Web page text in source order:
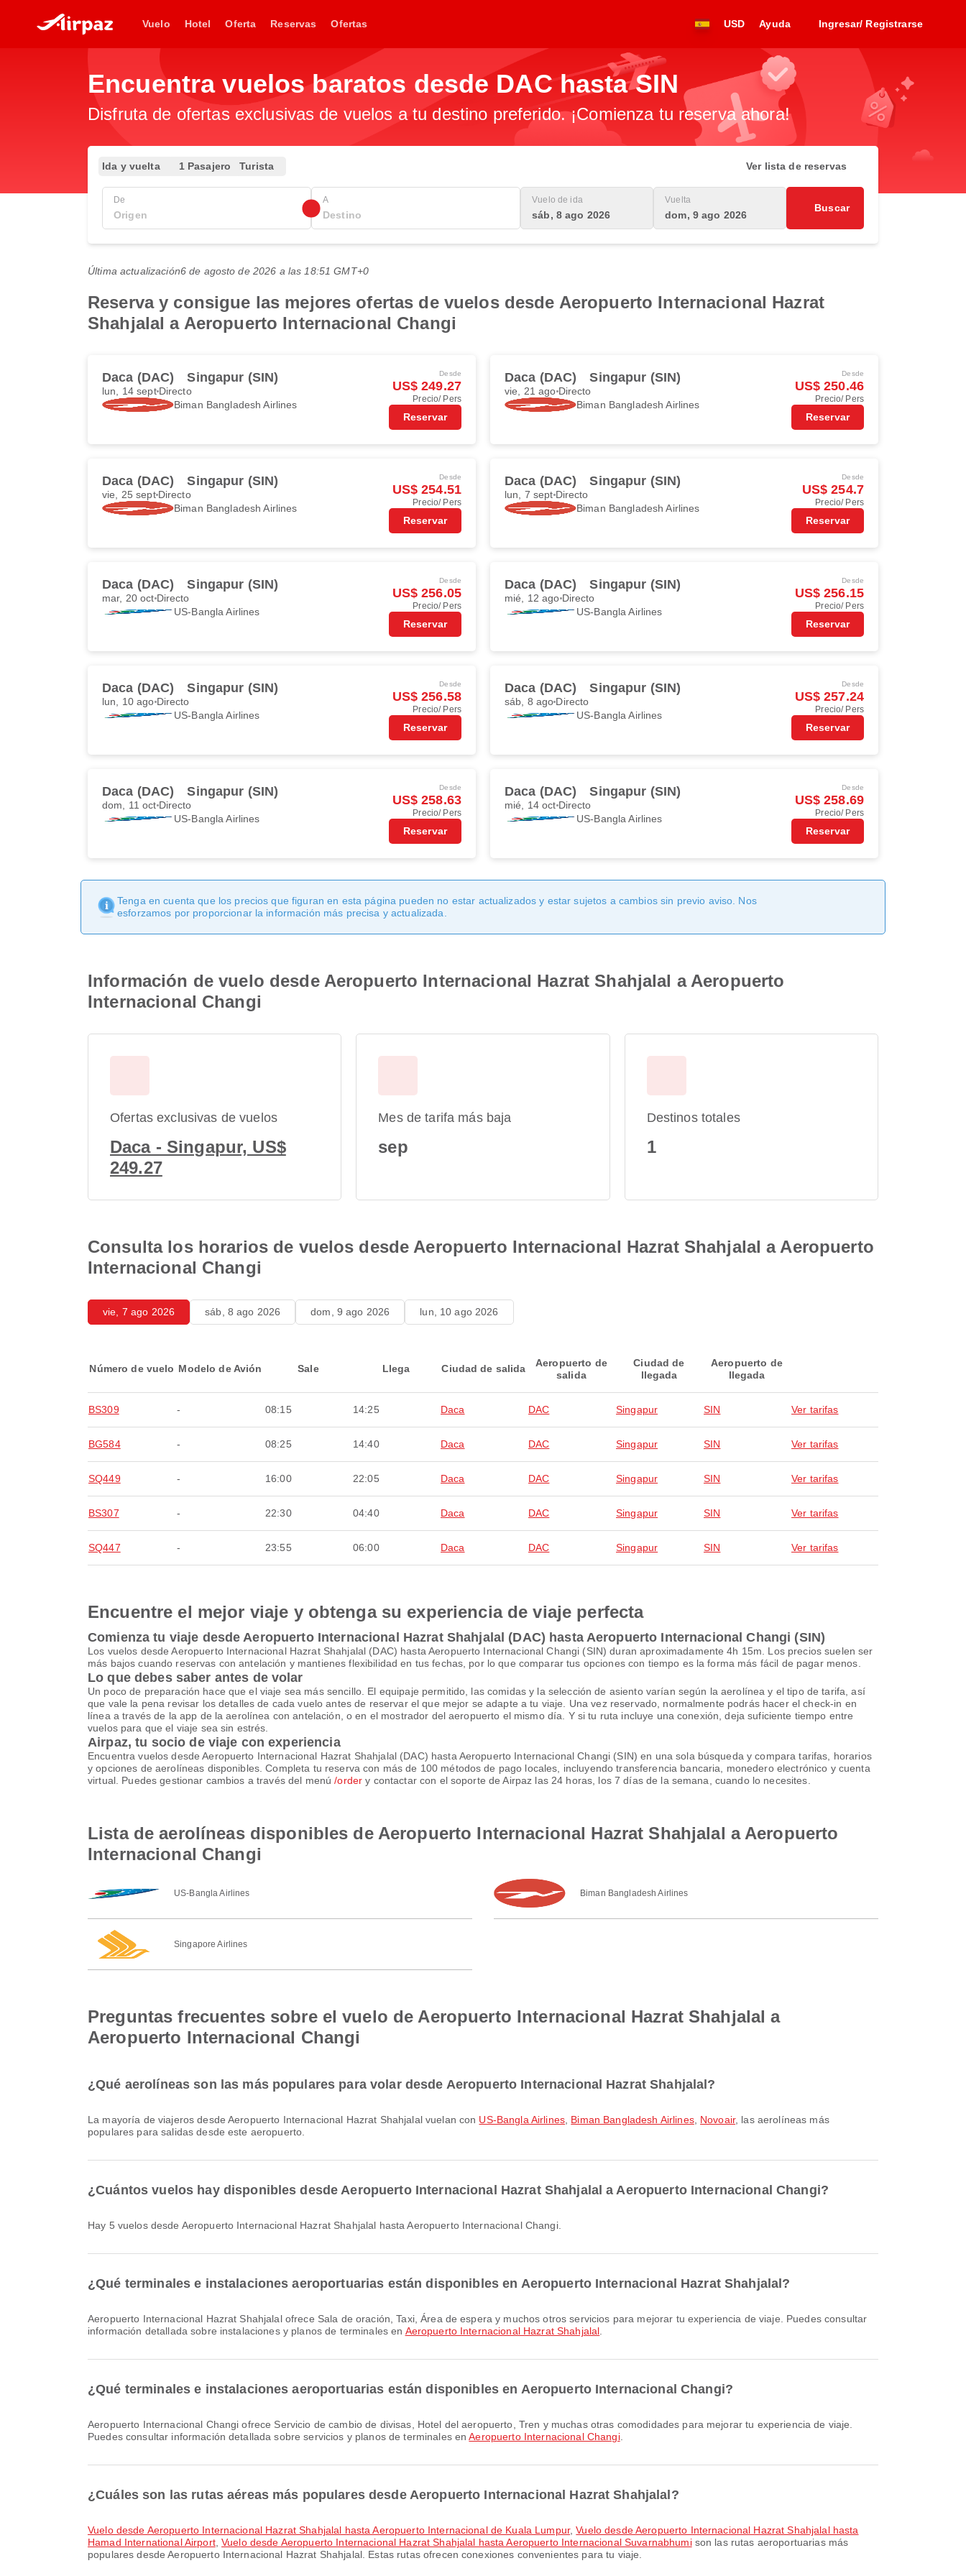
Vuelo Hotel Oferta Reservas Ofertas USD Ayuda Ingresar/ Registrarse
Encuentra vuelos baratos desde DAC hasta SIN
Disfruta de ofertas exclusivas de vuelos a tu destino preferido. ¡Comienza tu reserva ahora!
Ida y vuelta 1 Pasajero Turista Ver lista de reservas
De A Vuelo de ida
sáb, 8 ago 2026
Vuelta
dom, 9 ago 2026
Buscar
Última actualización6 de agosto de 2026 a las 18:51 GMT+0
Reserva y consigue las mejores ofertas de vuelos desde Aeropuerto Internacional Hazrat
Shahjalal a Aeropuerto Internacional Changi
Daca (DAC) Singapur (SIN)
lun, 14 septDirecto
Biman Bangladesh Airlines
Desde
US$ 249.27
Precio/ Pers
Reservar
Daca (DAC) Singapur (SIN)
vie, 21 ago Directo
Biman Bangladesh Airlines
Desde
US$ 250.46
Precio/ Pers
Reservar
Daca (DAC) Singapur (SIN)
vie, 25 septDirecto
Biman Bangladesh Airlines
Desde
US$ 254.51
Precio/ Pers
Reservar
Daca (DAC) Singapur (SIN)
lun, 7 sept Directo
Biman Bangladesh Airlines
Desde
US$ 254.7
Precio/ Pers
Reservar
Daca (DAC) Singapur (SIN)
mar, 20 oct Directo
US-Bangla Airlines
Desde
US$ 256.05
Precio/ Pers
Reservar
Daca (DAC) Singapur (SIN)
mié, 12 ago Directo
US-Bangla Airlines
Desde
US$ 256.15
Precio/ Pers
Reservar
Daca (DAC) Singapur (SIN)
lun, 10 ago Directo
US-Bangla Airlines
Desde
US$ 256.58
Precio/ Pers
Reservar
Daca (DAC) Singapur (SIN)
sáb, 8 ago Directo
US-Bangla Airlines
Desde
US$ 257.24
Precio/ Pers
Reservar
Daca (DAC) Singapur (SIN)
dom, 11 oct Directo
US-Bangla Airlines
Desde
US$ 258.63
Precio/ Pers
Reservar
Daca (DAC) Singapur (SIN)
mié, 14 oct Directo
US-Bangla Airlines
Desde
US$ 258.69
Precio/ Pers
Reservar
Tenga en cuenta que los precios que figuran en esta página pueden no estar actualizados y estar sujetos a cambios sin previo aviso. Nos
esforzamos por proporcionar la información más precisa y actualizada.
Información de vuelo desde Aeropuerto Internacional Hazrat Shahjalal a Aeropuerto
Internacional Changi
Ofertas exclusivas de vuelos
Daca - Singapur, US$
249.27
Mes de tarifa más baja
sep
Destinos totales
1
Consulta los horarios de vuelos desde Aeropuerto Internacional Hazrat Shahjalal a Aeropuerto
Internacional Changi
vie, 7 ago 2026 sáb, 8 ago 2026 dom, 9 ago 2026 lun, 10 ago 2026
Número de vuelo Modelo de Avión Sale Llega Ciudad de salida
Aeropuerto de
salida
Ciudad de
llegada
Aeropuerto de
llegada
BS309 - 08:15 14:25 Daca DAC Singapur SIN Ver tarifas
BG584 - 08:25 14:40 Daca DAC Singapur SIN Ver tarifas
SQ449 - 16:00 22:05 Daca DAC Singapur SIN Ver tarifas
BS307 - 22:30 04:40 Daca DAC Singapur SIN Ver tarifas
SQ447 - 23:55 06:00 Daca DAC Singapur SIN Ver tarifas
Encuentre el mejor viaje y obtenga su experiencia de viaje perfecta
Comienza tu viaje desde Aeropuerto Internacional Hazrat Shahjalal (DAC) hasta Aeropuerto Internacional Changi (SIN)
Los vuelos desde Aeropuerto Internacional Hazrat Shahjalal (DAC) hasta Aeropuerto Internacional Changi (SIN) duran aproximadamente 4h 15m. Los precios suelen ser
más bajos cuando reservas con antelación y mantienes flexibilidad en tus fechas, por lo que comparar tus opciones con tiempo es la forma más fácil de pagar menos.
Lo que debes saber antes de volar
Un poco de preparación hace que el viaje sea más sencillo. El equipaje permitido, las comidas y la selección de asiento varían según la aerolínea y el tipo de tarifa, así
que vale la pena revisar los detalles de cada vuelo antes de reservar el que mejor se adapte a tu viaje. Una vez reservado, normalmente podrás hacer el check-in en
línea a través de la app de la aerolínea con antelación, o en el mostrador del aeropuerto el mismo día. Y si tu ruta incluye una conexión, deja suficiente tiempo entre
vuelos para que el viaje sea sin estrés.
Airpaz, tu socio de viaje con experiencia
Encuentra vuelos desde Aeropuerto Internacional Hazrat Shahjalal (DAC) hasta Aeropuerto Internacional Changi (SIN) en una sola búsqueda y compara tarifas, horarios
y opciones de aerolíneas disponibles. Completa tu reserva con más de 100 métodos de pago locales, incluyendo transferencia bancaria, monedero electrónico y cuenta
virtual. Puedes gestionar cambios a través del menú/order y contactar con el soporte de Airpaz las 24 horas, los 7 días de la semana, cuando lo necesites.
Lista de aerolíneas disponibles de Aeropuerto Internacional Hazrat Shahjalal a Aeropuerto
Internacional Changi
US-Bangla Airlines Biman Bangladesh Airlines
Singapore Airlines
Preguntas frecuentes sobre el vuelo de Aeropuerto Internacional Hazrat Shahjalal a
Aeropuerto Internacional Changi
¿Qué aerolíneas son las más populares para volar desde Aeropuerto Internacional Hazrat Shahjalal?
La mayoría de viajeros desde Aeropuerto Internacional Hazrat Shahjalal vuelan con US-Bangla Airlines Biman Bangladesh Airlines, Novoair, las aerolíneas más
populares para salidas desde este aeropuerto.
¿Cuántos vuelos hay disponibles desde Aeropuerto Internacional Hazrat Shahjalal a Aeropuerto Internacional Changi?
Hay 5 vuelos desde Aeropuerto Internacional Hazrat Shahjalal hasta Aeropuerto Internacional Changi.
¿Qué terminales e instalaciones aeroportuarias están disponibles en Aeropuerto Internacional Hazrat Shahjalal?
Aeropuerto Internacional Hazrat Shahjalal ofrece Sala de oración, Taxi, Área de espera y muchos otros servicios para mejorar tu experiencia de viaje. Puedes consultar
información detallada sobre instalaciones y planos de terminales en Aeropuerto Internacional Hazrat Shahjalal
¿Qué terminales e instalaciones aeroportuarias están disponibles en Aeropuerto Internacional Changi?
Aeropuerto Internacional Changi ofrece Servicio de cambio de divisas, Hotel del aeropuerto, Tren y muchas otras comodidades para mejorar tu experiencia de viaje.
Puedes consultar información detallada sobre servicios y planos de terminales enAeropuerto Internacional Changi.
¿Cuáles son las rutas aéreas más populares desde Aeropuerto Internacional Hazrat Shahjalal?
Vuelo desde Aeropuerto Internacional Hazrat Shahjalal hasta Aeropuerto Internacional de Kuala Lumpur,Vuelo desde Aeropuerto Internacional Hazrat Shahjalal hasta
Hamad International Airport,Vuelo desde Aeropuerto Internacional Hazrat Shahjalal hasta Aeropuerto Internacional Suvarnabhumison las rutas aeroportuarias más
populares desde Aeropuerto Internacional Hazrat Shahjalal. Estas rutas ofrecen conexiones convenientes para tu viaje.